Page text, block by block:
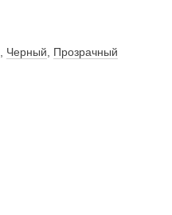
, Черный, Прозрачный